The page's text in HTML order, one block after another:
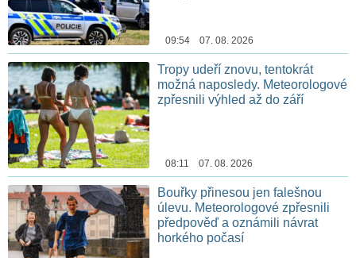
09:54 07. 08. 2026
Tropy udeří znovu, tentokrát
možná naposledy. Meteorologové
zpřesnili výhled až do září
08:11 07. 08. 2026
Bouřky přinesou jen falešnou
úlevu. Meteorologové zpřesnili
předpověď a oznámili návrat
horkého počasí